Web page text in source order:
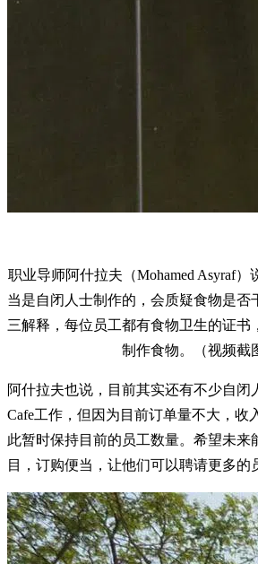
职业导师阿什拉夫（Mohamed Asyraf
当是自闭人士制作的，会质疑食物是否
三解释，每位员工都有食物卫生的证书
制作食物。（视频截
阿什拉夫也说，目前其实还有不少自闭
Cafe工作，但因为目前订单量不大，收
此暂时保持目前的员工数量。希望未来
目，订购便当，让他们可以聘请更多的